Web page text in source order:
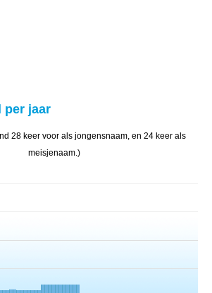
per jaar
28 keer voor als jongensnaam, en 24 keer als
meisjenaam.)